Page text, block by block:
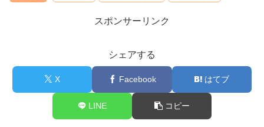
スポンサーリンク
シェアする
X Facebook はてブ
LINE コピー